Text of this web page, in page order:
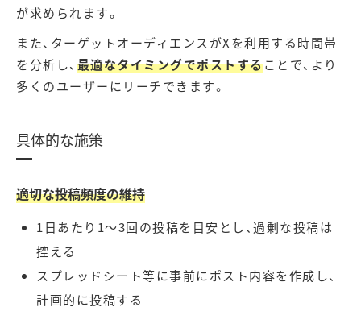
が求められます。
また、ターゲットオーディエンスがXを利用する時間帯
を分析し、 最適なタイミングでポストすることで、より
多くのユーザーにリーチできます。
具体的な施策
適切な投稿頻度の維持
1日あたり1〜3回の投稿を目安とし、過剰な投稿は
控える
スプレッドシート等に事前にポスト内容を作成し、
計画的に投稿する